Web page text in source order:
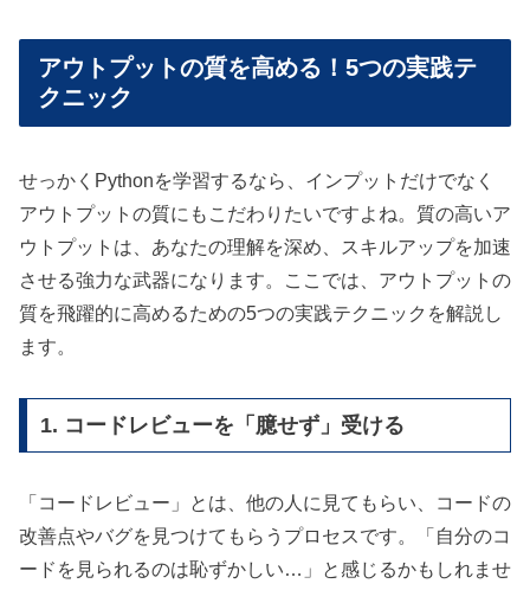
アウトプットの質を高める！5つの実践テ
クニック
せっかくPythonを学習するなら、インプットだけでなく
アウトプットの質にもこだわりたいですよね。質の高いア
ウトプットは、あなたの理解を深め、スキルアップを加速
させる強力な武器になります。ここでは、アウトプットの
質を飛躍的に高めるための5つの実践テクニックを解説し
ます。
1. コードレビューを「臆せず」受ける
「コードレビュー」とは、他の人に見てもらい、コードの
改善点やバグを見つけてもらうプロセスです。「自分のコ
ードを見られるのは恥ずかしい…」と感じるかもしれませ